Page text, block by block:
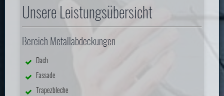
Unsere Leistungsübersicht
Bereich Metallabdeckungen
Dach
Fassade
Trapezbleche